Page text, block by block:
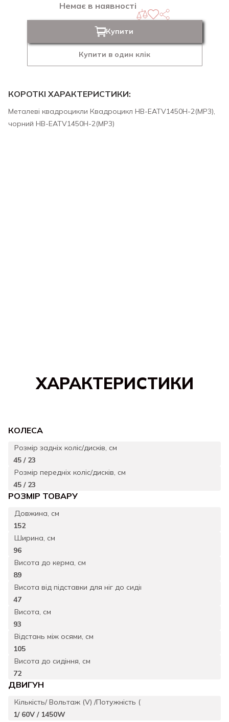
Немає в наявності
Купити
Купити в один клік
КОРОТКІ ХАРАКТЕРИСТИКИ:
Металеві квадроцикли Квадроцикл HB-EATV1450H-2(MP3),
чорний HB-EATV1450H-2(MP3)
ХАРАКТЕРИСТИКИ
КОЛЕСА
Розмір задніх коліс/дисків, см
45 / 23
Розмір передніх коліс/дисків, см
45 / 23
РОЗМIР ТОВАРУ
Довжина, см
152
Ширина, см
96
Висота до керма, см
89
Висота вiд пiдставки для нiг до сидiння см
47
Висота, см
93
Відстань між осями, см
105
Висота до сидіння, см
72
ДВИГУН
Кількість/ Вольтаж (V) /Потужність (W)
1/ 60V / 1450W